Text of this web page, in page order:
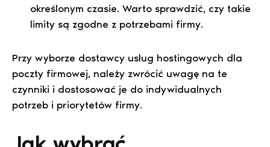
określonym czasie. Warto sprawdzić, czy takie
limity są zgodne z potrzebami firmy.
Przy wyborze dostawcy usług hostingowych dla
poczty firmowej, należy zwrócić uwagę na te
czynniki i dostosować je do indywidualnych
potrzeb i priorytetów firmy.